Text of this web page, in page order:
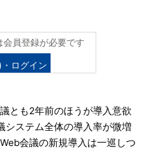
員登録が必要です
ログイン
とも2年前のほうが導入意欲
システム全体の導入率が微増
会議の新規導入は一巡しつ